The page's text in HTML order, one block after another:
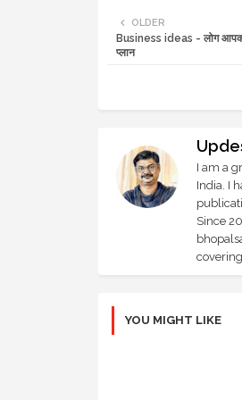
OLDER
Business ideas - लोग
प्लान
I am a
India. I
Since
YOU MIGHT LIKE